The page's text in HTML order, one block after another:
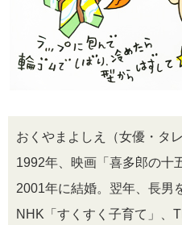
おくやまよしえ（女優・タ
1992年、映画「喜多郎の十
2001年に結婚。翌年、長男
NHK「すくすく子育て」、